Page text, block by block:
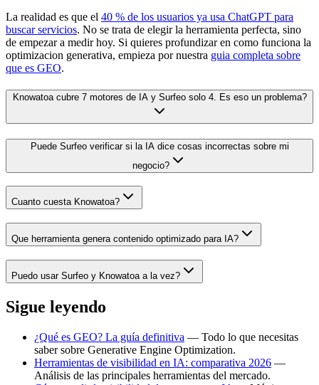
La realidad es que el 40 % de los usuarios ya usa ChatGPT para
buscar servicios. No se trata de elegir la herramienta perfecta, sino
de empezar a medir hoy. Si quieres profundizar en como funciona la
optimizacion generativa, empieza por nuestra guia completa sobre
que es GEO.
Knowatoa cubre 7 motores de IA y Surfeo solo 4. Es eso un problema?
Puede Surfeo verificar si la IA dice cosas incorrectas sobre mi
negocio?
Cuanto cuesta Knowatoa?
Que herramienta genera contenido optimizado para IA?
Puedo usar Surfeo y Knowatoa a la vez?
Sigue leyendo
¿Qué es GEO? La guía definitiva — Todo lo que necesitas
saber sobre Generative Engine Optimization.
Herramientas de visibilidad en IA: comparativa 2026 —
Análisis de las principales herramientas del mercado.